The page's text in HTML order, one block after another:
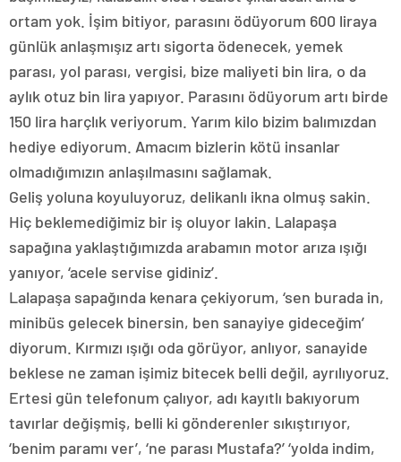
ortam yok. İşim bitiyor, parasını ödüyorum 600 liraya
günlük anlaşmışız artı sigorta ödenecek, yemek
parası, yol parası, vergisi, bize maliyeti bin lira, o da
aylık otuz bin lira yapıyor. Parasını ödüyorum artı birde
150 lira harçlık veriyorum. Yarım kilo bizim balımızdan
hediye ediyorum. Amacım bizlerin kötü insanlar
olmadığımızın anlaşılmasını sağlamak.
Geliş yoluna koyuluyoruz, delikanlı ikna olmuş sakin.
Hiç beklemediğimiz bir iş oluyor lakin. Lalapaşa
sapağına yaklaştığımızda arabamın motor arıza ışığı
yanıyor, ‘acele servise gidiniz’.
Lalapaşa sapağında kenara çekiyorum, ‘sen burada in,
minibüs gelecek binersin, ben sanayiye gideceğim’
diyorum. Kırmızı ışığı oda görüyor, anlıyor, sanayide
beklese ne zaman işimiz bitecek belli değil, ayrılıyoruz.
Ertesi gün telefonum çalıyor, adı kayıtlı bakıyorum
tavırlar değişmiş, belli ki gönderenler sıkıştırıyor,
‘benim paramı ver’, ‘ne parası Mustafa?’ ‘yolda indim,